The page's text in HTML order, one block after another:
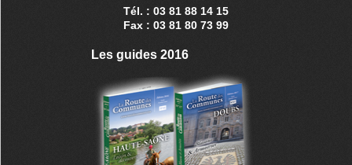
Tél. : 03 81 88 14 15
Fax : 03 81 80 73 99
Les guides 2016